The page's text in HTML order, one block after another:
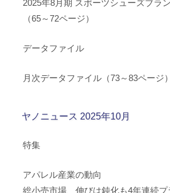
2025年8月期 スポーツシューズブラ
（65～72ページ）
データファイル
月次データファイル（73～83ページ）
ヤノニュース 2025年10月
特集
アパレル産業の動向
総小売市場、伸びは鈍化も4年連続プ